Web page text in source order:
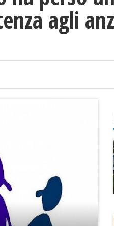
agli